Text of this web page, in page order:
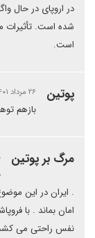
در اروپای در حال
شده است. تأثیرات
است.
پوتین ۲۶ مرداد ۱۴۰۱ | ۲۲:۳۲
بازهم
مرگ بر پوتین
. ایران در این
امان بماند . با
نفس راحتی می کشد و